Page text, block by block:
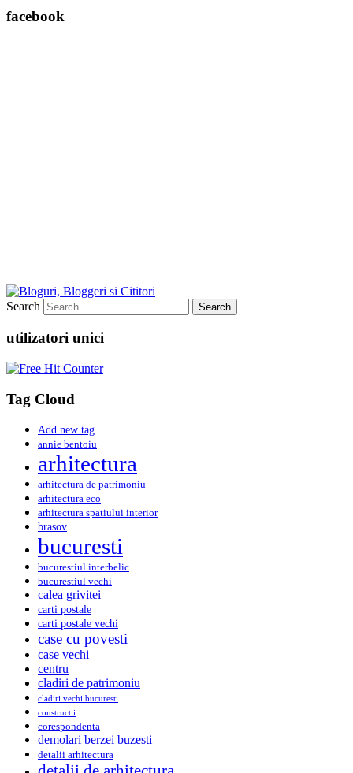
facebook
Search
utilizatori unici
Tag Cloud
Add new tag
annie bentoiu
arhitectura
arhitectura de patrimoniu
arhitectura eco
arhitectura spatiului interior
brasov
bucuresti
bucurestiul interbelic
bucurestiul vechi
calea grivitei
carti postale
carti postale vechi
case cu povesti
case vechi
centru
cladiri de patrimoniu
cladiri vechi bucuresti
constructii
corespondenta
demolari berzei buzesti
detalii arhitectura